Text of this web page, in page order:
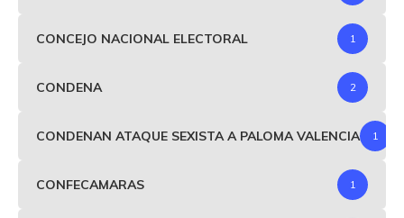
CONCEJO NACIONAL ELECTORAL 1
CONDENA 2
CONDENAN ATAQUE SEXISTA A PALOMA VALENCIA 1
CONFECAMARAS 1